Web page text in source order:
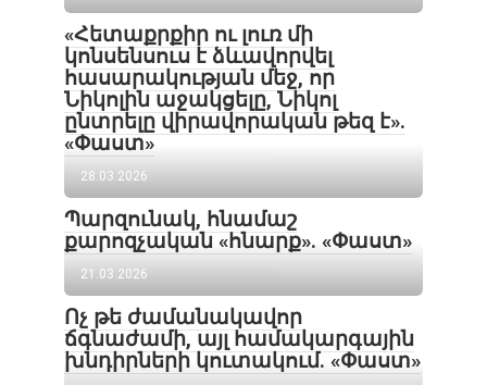
«Հետաքրքիր ու լուռ մի
կոնսենսուս է ձևավորվել
հասարակության մեջ, որ
Նիկոլին աջակցելը, Նիկոլ
ընտրելը վիրավորական թեզ է».
«Փաստ»
28.03.2026
Պարզունակ, հնամաշ
քարոզչական «հնարք». «Փաստ»
21.03.2026
Ոչ թե ժամանակավոր
ճգնաժամի, այլ համակարգային
խնդիրների կուտակում. «Փաստ»